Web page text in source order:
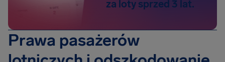
za loty sprzed 3 lat.
Prawa pasażerów